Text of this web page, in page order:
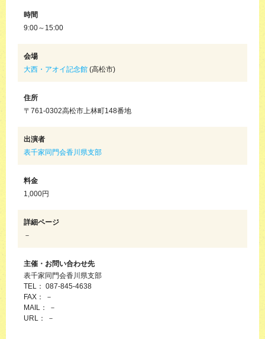
時間
9:00～15:00
会場
大西・アオイ記念館 (高松市)
住所
〒761-0302高松市上林町148番地
出演者
表千家同門会香川県支部
料金
1,000円
詳細ページ
－
主催・お問い合わせ先
表千家同門会香川県支部
TEL： 087-845-4638
FAX： －
MAIL： －
URL： －